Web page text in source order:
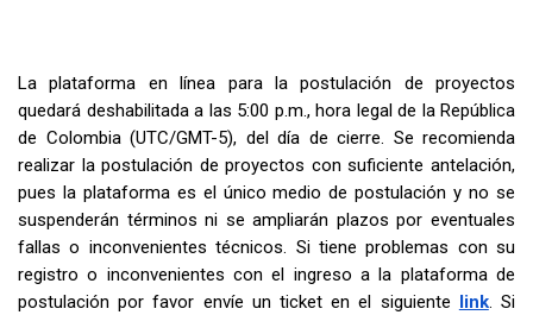
La plataforma en línea para la postulación de proyectos
quedará deshabilitada a las 5:00 p.m., hora legal de la República
de Colombia (UTC/GMT-5), del día de cierre. Se recomienda
realizar la postulación de proyectos con suficiente antelación,
pues la plataforma es el único medio de postulación y no se
suspenderán términos ni se ampliarán plazos por eventuales
fallas o inconvenientes técnicos. Si tiene problemas con su
registro o inconvenientes con el ingreso a la plataforma de
postulación por favor envíe un ticket en el siguiente
link. Si